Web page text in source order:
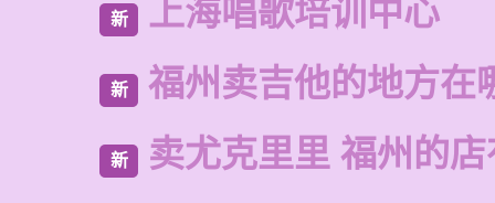
新 上海唱歌培训中心
新 福州卖吉他的地方在
新 卖尤克里里 福州的